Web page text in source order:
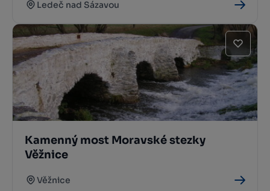
Ledeč nad Sázavou
Kamenný most Moravské stezky
Věžnice
Věžnice